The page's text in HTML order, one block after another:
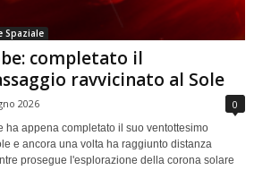
Spaziale
completato il
ravvicinato al Sole
2026 0
ha appena completato il suo ventottesimo
e ancora una volta ha raggiunto distanza
prosegue l'esplorazione della corona solare